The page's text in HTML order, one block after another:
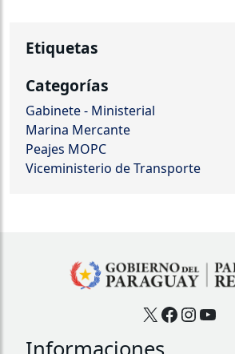
Etiquetas
Categorías
Gabinete - Ministerial
Marina Mercante
Peajes MOPC
Viceministerio de Transporte
X Facebook